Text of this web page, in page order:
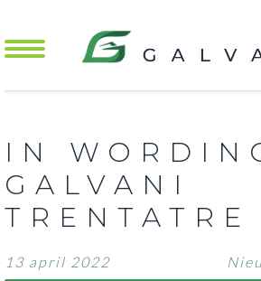
Mobile Menu Toggle
IN
GALVANI
TRENTATRE
13 april 2022